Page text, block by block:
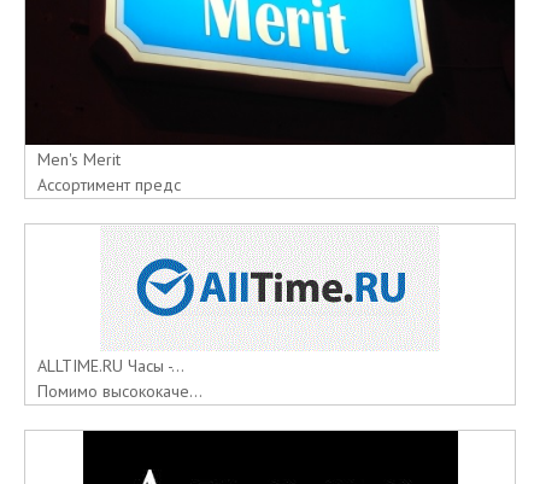
Men's Merit
Ассортимент предс
ALLTIME.RU Часы -...
Помимо высококаче...